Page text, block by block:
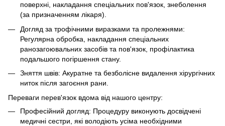
поверхні, накладання спеціальних пов'язок, знеболення
(за призначенням лікаря).
Догляд за трофічними виразками та пролежнями:
Регулярна обробка, накладання спеціальних
ранозагоювальних засобів та пов'язок, профілактика
подальшого погіршення стану.
Зняття швів: Акуратне та безболісне видалення хірургічних
ниток після загоєння рани.
Переваги перев'язок вдома від нашого центру:
Професійний догляд: Процедуру виконують досвідчені
медичні сестри, які володіють усіма необхідними